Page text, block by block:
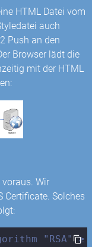
HTML Datei vom
auch
Push an den
Browser lädt die
mit der HTML
Wir
Certificate. Solches
"RSA" ≥